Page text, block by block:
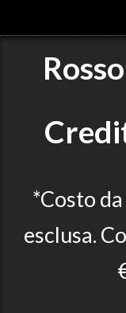
*Costo
esclusa.